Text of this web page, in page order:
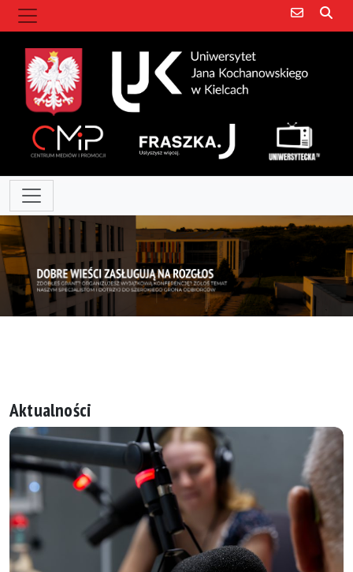
Poczta
Uniwersytet Jana Kochanowskiego w
Aktualności